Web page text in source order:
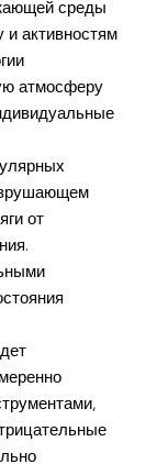
среды
активностям
атмосферу
от